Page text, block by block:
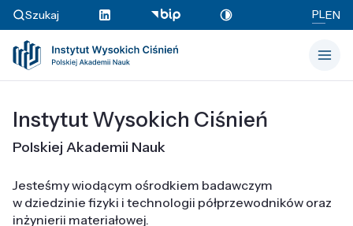
Szukaj PLEN
Instytut Wysokich Ciśnień
Polskiej Akademii Nauk
Jesteśmy wiodącym ośrodkiem badawczym
w dziedzinie fizyki i technologii półprzewodników oraz
inżynierii materiałowej.